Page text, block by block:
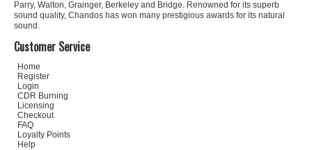
Parry, Walton, Grainger, Berkeley and Bridge. Renowned for its superb
sound quality, Chandos has won many prestigious awards for its natural
sound.
Customer Service
Home
Register
Login
CDR Burning
Licensing
Checkout
FAQ
Loyalty Points
Help